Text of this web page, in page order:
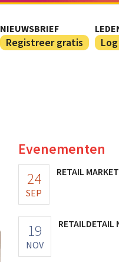
NIEUWSBRIEF
Registreer gratis
Evenementen
24
SEP
RETAIL
19
NOV
RETAILDETAIL